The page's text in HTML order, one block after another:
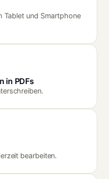
Tablet und Smartphone
in PDFs
bearbeiten.